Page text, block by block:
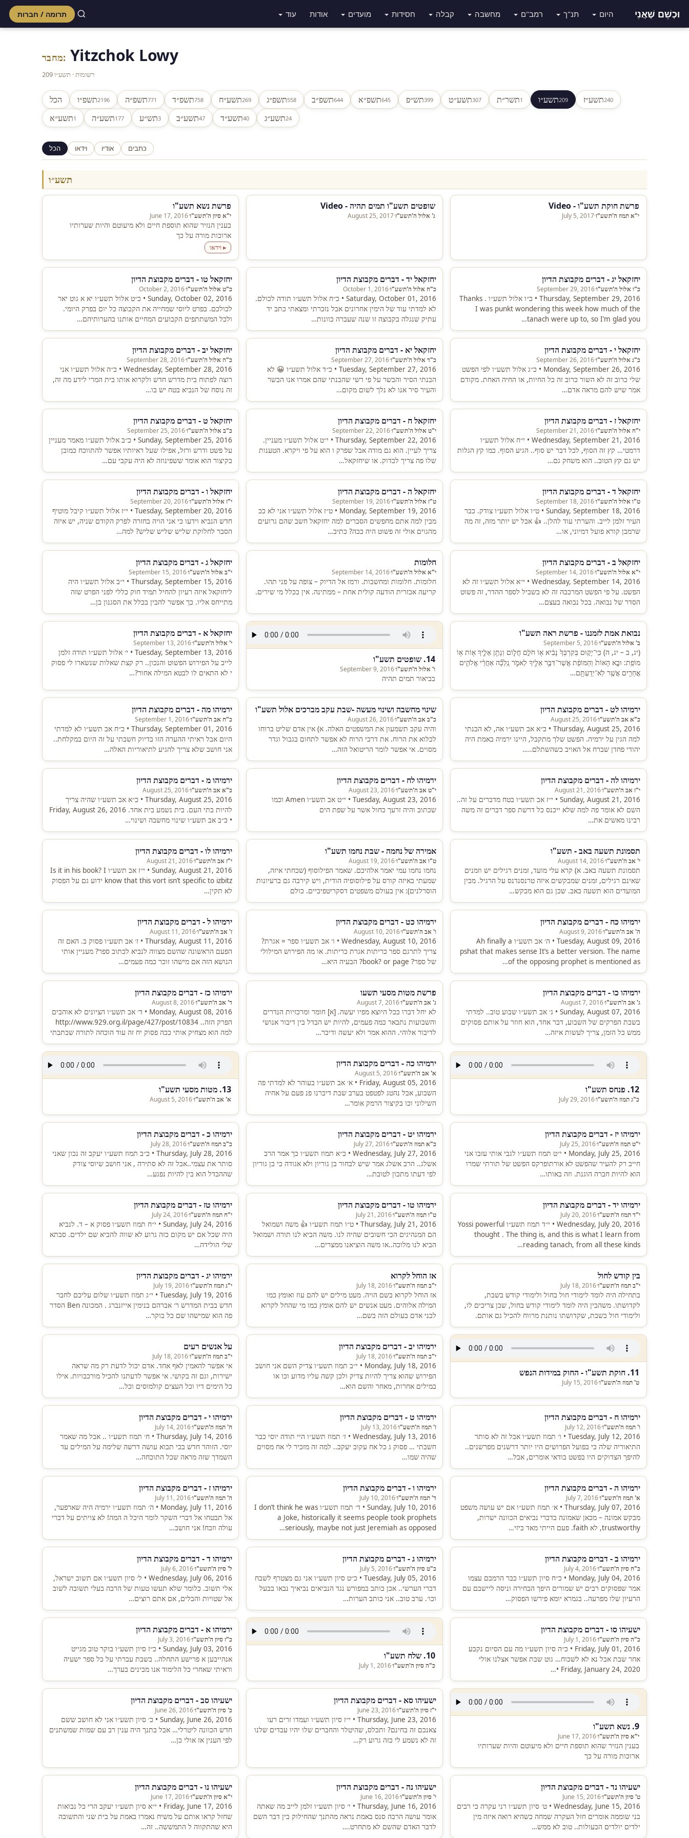
וּכְשֵׁם שֶׁאֲנִי היום תנ"ך רמב"ם מחשבה קבלה חסידות מועדים אודות עוד תרומה / חברות
מחבר: Yitzchok Lowy
209 רשומות · תשע״ו
הכל תשפ״ו2196 תשפ״ה771 תשפ״ד758 תשע״ח269 תשפ״ג558 תשפ״ב644 תשפ״א645 תש״פ399 תשע״ט307 תשר״ת1 תשע״ו209 תשע״ז240
תשע״א1 תשע״ה177 תש״ע3 תשע״ב47 תשע״ד40 תשע״ג24
הכל וידאו אודיו כתבים
תשע״ו
פרשת נשא תשע"ו
י"א סיון ה'תשע"ו·
June 17, 2016
בענין הנזיר שהוא תוספת חיים ולא מיעוטם והיות שערותיו
ארוכות מורה על כך
▸ וידאו
שופטים תשע"ו תמים תהיה - Video
ג' אלול ה'תשע"ז·
August 25, 2017
פרשת חוקת תשע"ו - Video
י"א תמוז ה'תשע"ז·
July 5, 2017
יחזקאל טו - דברים מקבוצת הדיון
כ"ט אלול ה'תשע"ו·
October 2, 2016
Sunday, October 02, 2016 • כ״ט אלול תשע״ו יא א גוט יאר
לכולכם. בפרט ליוסי שמחייה את הקבוצה כל יום בפרק היומי.
ולכל המשתתפים הקבועים המחיים אותנו בהערותיהם…
יחזקאל יד - דברים מקבוצת הדיון
כ"ח אלול ה'תשע"ו·
October 1, 2016
Saturday, October 01, 2016 • כ״ח אלול תשע״ו תודה לכולם.
לא למדתי עוד של הימין אחרונים אבל נזכרתי ומצאתי כתב יד
עתיק שנגלה בקבוצה זו שנה שעברה כוונות…
יחזקאל יג - דברים מקבוצת הדיון
כ"ו אלול ה'תשע"ו·
September 29, 2016
Thursday, September 29, 2016 • כ״ו אלול תשע״ו Thanks .
I was punkt wondering this week how much of the
tanach were up to, so I’m glad you…
יחזקאל יב - דברים מקבוצת הדיון
כ"ה אלול ה'תשע"ו·
September 28, 2016
Wednesday, September 28, 2016 • כ״ה אלול תשע״ו אני
רוצה לפתוח בית מדרש חדש ולקרוא אותו בית המרי לידע מה זה,
זה נוסח של הנביא בטח יש בו…
יחזקאל יא - דברים מקבוצת הדיון
כ"ד אלול ה'תשע"ו·
September 27, 2016
Tuesday, September 27, 2016 • כ״ד אלול תשע״ו 😀 לא
הבנתי הסיר והבשר על פי רשי שהבנתי שהם אמרו אנו הבשר
והעיר סיר אנו לא נלך לשום מקום…
יחזקאל י - דברים מקבוצת הדיון
כ"ג אלול ה'תשע"ו·
September 26, 2016
Monday, September 26, 2016 • כ״ג אלול תשע״ו לפי הפשט
שלי כרוב זה לא השור כרוב זה כל החיות, או החיה האחת. מקודם
אמר שיש להם מראה אדם…
יחזקאל ט - דברים מקבוצת הדיון
כ"ב אלול ה'תשע"ו·
September 25, 2016
Sunday, September 25, 2016 • כ״ב אלול תשע״ו מאמר מעניין
על פשט ודרש ורזל, אפילו שעל ראיותיו אפשר להתווכח כמובן
בקיצור הוא אומר ששפינוזה לא היה עקבי עם…
יחזקאל ח - דברים מקבוצת הדיון
י"ט אלול ה'תשע"ו·
September 22, 2016
Thursday, September 22, 2016 • י״ט אלול תשע״ו מעניין.
צריך לעיין. הוא גם מודה אבל שפרק ו הוא על פי ויקרא. הטענות
שלו פה צריך לבדוק. או שיחזקאל…
יחזקאל ז - דברים מקבוצת הדיון
י"ח אלול ה'תשע"ו·
September 21, 2016
Wednesday, September 21, 2016 • י״ח אלול תשע״ו
דרמטי… קץ זה הסוף, לכל דבר יש סוף.. הגיע הסוף. כמו קץ הגלות
יש גם קץ הטוב.. הוא משחק גם…
יחזקאל ו - דברים מקבוצת הדיון
י"ז אלול ה'תשע"ו·
September 20, 2016
Tuesday, September 20, 2016 • י״ז אלול תשע״ו קיבל מוטיף
חדש הנביא וידעו כי אני הויה בחזרה לפרק הקודם שניה, יש איזה
הסבר לחלוקת שליש שליש שליש? למה…
יחזקאל ה - דברים מקבוצת הדיון
ט"ז אלול ה'תשע"ו·
September 19, 2016
Monday, September 19, 2016 • ט״ז אלול תשע״ו אני לא ככ
מבין למה אתם מחפשים הסברים למה יחזקאל חשב שהם גרועים
מהגוים אולי זה פשוט היה ככה? כתיב…
יחזקאל ד - דברים מקבוצת הדיון
ט"ו אלול ה'תשע"ו·
September 18, 2016
Sunday, September 18, 2016 • ט״ו אלול תשע״ו צודק. כבר
העיר זלמן לייב. והערתי עוד להלן.. 👍 אבל יש יותר מזה, זה מה
שרמבן קורא פועל דמיוני, או…
יחזקאל ג - דברים מקבוצת הדיון
י"ב אלול ה'תשע"ו·
September 15, 2016
Thursday, September 15, 2016 • י״ב אלול תשע״ו היה
ליחזקאל איזה רעיון להחיל תמיד חוק כללי לפני הפרט שזה
מתייחס אליו. כך אפשר להבין בכלל את הסגנון בן…
חלומות
י"א אלול ה'תשע"ו·
September 14, 2016
חלומות. חלומות ומחשבות. ורמז אל הדיוק – צופה על פני תהו.
קריעה אכזרית הודעה קולית אחת – ממתינה. אין בכלל מי שירים.
יחזקאל ב - דברים מקבוצת הדיון
י"א אלול ה'תשע"ו·
September 14, 2016
Wednesday, September 14, 2016 • י״א אלול תשע״ו זה לא
הפשט. על פי הפשט המרכבה זה לא בשביל לספר ההדר, זה פשוט
הסדר של נבואה. בכל נבואה בעצם…
יחזקאל א - דברים מקבוצת הדיון
י' אלול ה'תשע"ו·
September 13, 2016
Tuesday, September 13, 2016 • י׳ אלול תשע״ו תודה זלמן
לייב על הפירוש הפשוט והנכון.. רק קצת שאלות שנשארו לי פסוק
י לא התאים לו לבטא המילה אחור?…
14. שופטים תשע"ו
ו' אלול ה'תשע"ו·
September 9, 2016
בביאור תמים תהיה
נבואת אמת לזמננו - פרשת ראה תשע"ו
ב' אלול ה'תשע"ו·
September 5, 2016
(יג, ב – יג, ה) כִּֽי־יָק֤וּם בְּקִרְבְּךָ֙ נָבִ֔יא א֖וֹ חֹלֵ֣ם חֲל֑וֹם וְנָתַ֥ן אֵלֶ֛יךָ א֖וֹת א֥וֹ
מוֹפֵֽת: וּבָ֤א הָאוֹת֙ וְהַמּוֹפֵ֔ת אֲשֶׁר־דִּבֶּ֥ר אֵלֶ֖יךָ לֵאמֹ֑ר נֵֽלְכָ֞ה אַחֲרֵ֨י אֱלֹהִ֧ים
אֲחֵרִ֛ים אֲשֶׁ֥ר לֹֽא־יְדַעְתָּ֖ם…
ירמיהו מה - דברים מקבוצת הדיון
כ"ח אב ה'תשע"ו·
September 1, 2016
Thursday, September 01, 2016 • כ״ח אב תשע״ו לא למדתי
היום אבל ראיתי ההערה הזו בדיוק חשבתי על זה היום במקלחת..
אני חושב שלא צריך להגיע לתיאוריות האלה…
שינוי מחשבה ושינוי מעשה -שבת עקב מברכים אלול תשע"ו
כ"ב אב ה'תשע"ו·
August 26, 2016
והיה עקב תשמעון את המשפטים האלה. א) אין אדם שליט ברוחו
לכלוא את הרוח. את דרכי הרוח לא אפשר לתחום בגבול וגדר
מסוים. אי אפשר לומר הריטואל הזה…
ירמיהו לט - דברים מקבוצת הדיון
כ"א אב ה'תשע"ו·
August 25, 2016
Thursday, August 25, 2016 • כ״א אב תשע״ו אה, לא הבנתי
למה הגין על ירמיה. הפשט שלך מתקבל, היינו ירמיה באמת היה
יהודי פחדן שברח אל האויב כשהשתלם..…
ירמיהו מ - דברים מקבוצת הדיון
כ"א אב ה'תשע"ו·
August 25, 2016
Thursday, August 25, 2016 • כ״א אב תשע״ו שהיה צריך
להיות בתי העם. בית נשמע בית אחד. Friday, August 26, 2016
• כ״ב אב תשע״ו שינוי מחשבה ושינוי…
ירמיהו לח - דברים מקבוצת הדיון
י"ט אב ה'תשע"ו·
August 23, 2016
Tuesday, August 23, 2016 • י״ט אב תשע״ו Amen וכמו
שכתוב והיה זרעך כחול אשר על שפת הים
ירמיהו לה - דברים מקבוצת הדיון
י"ז אב ה'תשע"ו·
August 21, 2016
Sunday, August 21, 2016 • י״ז אב תשע״ו בטח מדברים על זה..
השם לא אומר פה למה שלא ייכנס כל דרשת ספר דברים זה משה
רבינו מאשים את…
ירמיהו לו - דברים מקבוצת הדיון
י"ז אב ה'תשע"ו·
August 21, 2016
Sunday, August 21, 2016 • י״ז אב תשע״ו Is it in his book? I
know that this vort isn’t specific to izbitz ידוע גם על הפסוק
לא תקין…
אמירה של נחמה - שבת נחמו תשע"ו
ט"ו אב ה'תשע"ו·
August 19, 2016
נחמו נחמו עמי יאמר אלהיכם. שאמר הפילוסוף (שכחתי איזה,
שמעתי באיזה קורס על פילוסופיה הודית, ויש קירבה גם ברעיונות
הוסרלנים): אין בעולם משפטים דסקריטפיביים. כולם
פרספריקטיביים. היינו, גם…
תסמונת תשעה באב - תשע"ו
י' אב ה'תשע"ו·
August 14, 2016
תסמונת תשעה באב. א) קרא עלי מועד, זמנים רגילים יש וזמנים
שאינם רגילים, זמנים שמבקשים איזה טרנסנדנס על הרגיל. מבין
המועדים הוא תשעה באב. שכן גם הוא מבקש…
ירמיהו ל - דברים מקבוצת הדיון
ז' אב ה'תשע"ו·
August 11, 2016
Thursday, August 11, 2016 • ז׳ אב תשע״ו פסוק ב. האם זה
הפעם הראשונה שהשם מצווה לנביא לכתוב ספר? מעניין אותי
הנושא הזה אם מישהו זוכר כמה פעמים…
ירמיהו כט - דברים מקבוצת הדיון
ו' אב ה'תשע"ו·
August 10, 2016
Wednesday, August 10, 2016 • ו׳ אב תשע״ו ספר = אגרת?
צריך לתרגם ספר כריתות אגרת כריתות. או מה הפירוש המילולי
של ספר? book? or page? הבעיה היא…
ירמיהו כח - דברים מקבוצת הדיון
ה' אב ה'תשע"ו·
August 9, 2016
Tuesday, August 09, 2016 • ה׳ אב תשע״ו Ah finally a
pshat that makes sense It’s a better version. The name
of the opposing prophet is mentioned as…
ירמיהו כז - דברים מקבוצת הדיון
ד' אב ה'תשע"ו·
August 8, 2016
Monday, August 08, 2016 • ד׳ אב תשע״ו הציונים לא אוהבים
הפרק הזה.. http://www.929.org.il/page/427/post/10834
למה הוא מצחיק אותי ככה פסוק יח זה עוד הוכחה לתורה שכתבתי
פה שאחד…
פרשת מטות מסעי תשעו
ג' אב ה'תשע"ו·
August 7, 2016
לא יחל דברו ככל היוצא מפיו יעשה. [א] חומר ומרכזיות הנדרים
והשבועות נתבאר כמה פעמים, להיות יש הבדל בין דיבור אנושי
לדיבור אלוהי. ההוא אמר ולא יעשה ודיבר…
ירמיהו כו - דברים מקבוצת הדיון
ג' אב ה'תשע"ו·
August 7, 2016
Sunday, August 07, 2016 • ג׳ אב תשע״ו שבוע טוב.. למדתי
בשבת הפרקים של השבוע, דבר אחד, הוא חוזר על אותם פסוקים
ממש כל הזמן, צריך לעשות איזה…
13. מטות מסעי תשע"ו
א' אב ה'תשע"ו·
August 5, 2016
ירמיהו כה - דברים מקבוצת הדיון
א' אב ה'תשע"ו·
August 5, 2016
Friday, August 05, 2016 • א׳ אב תשע״ו בעוהר לא למדתי פה
השבוע, אבל נהטג לפטפט בערב שבת דיברנו פנ פעם על אחיה
השילוני וכו בקיצור הרמק אומר…
12. פנחס תשע"ו
כ"ג תמוז ה'תשע"ו·
July 29, 2016
ירמיהו כ - דברים מקבוצת הדיון
כ"ב תמוז ה'תשע"ו·
July 28, 2016
Thursday, July 28, 2016 • כ״ב תמוז תשע״ו יעקב זה נכון שאני
סותר את עצמי..אבל זה לא סתירה , אני חושב שיוסי צודק
שההבדל הוא בין להיות נפגע…
ירמיהו יט - דברים מקבוצת הדיון
כ"א תמוז ה'תשע"ו·
July 27, 2016
Wednesday, July 27, 2016 • כ״א תמוז תשע״ו כך אמר הרב
אשלג.. הרב אשלג אמר שיש לבחור בן גוריון ולא אגודה כי בן גוריון
לפי דעתו מתכון לטובת…
ירמיהו יז - דברים מקבוצת הדיון
י"ט תמוז ה'תשע"ו·
July 25, 2016
Monday, July 25, 2016 • י״ט תמוז תשע״ו לגבי אותי עזבו אני
חייב רק להעיר שהפשט לא אורתופרקס הפשט של תורתי שמרו
הוא להיות חברה הוגנת. וזה באותו…
ירמיהו טז - דברים מקבוצת הדיון
י"ח תמוז ה'תשע"ו·
July 24, 2016
Sunday, July 24, 2016 • י״ח תמוז תשע״ו פסוק א – ד. לנביא
היה שכל אם יש מקום כזה גרוע לא שווה להביא שם ילדים. סבתא
שלי הולידה…
ירמיהו טו - דברים מקבוצת הדיון
ט"ו תמוז ה'תשע"ו·
July 21, 2016
Thursday, July 21, 2016 • ט״ו תמוז תשע״ו 👍 משה ושמואל
הם המנהיגים הכי חשובים שהיה לנו. משה הביא לנו תורה ושמואל
הביא לנו מלוכה..או משה הוציאנו ממצרים…
ירמיהו יד - דברים מקבוצת הדיון
י"ד תמוז ה'תשע"ו·
July 20, 2016
Wednesday, July 20, 2016 • י״ד תמוז תשע״ו Yossi powerful
thought . The thing is, and this is what I learn from
reading tanach, from all these kinds…
ירמיהו יג - דברים מקבוצת הדיון
י"ג תמוז ה'תשע"ו·
July 19, 2016
Tuesday, July 19, 2016 • י״ג תמוז תשע״ו שלום עליכם לחבר
חדש בבית המדרש ר׳ אברהם בנימין אייזנברג . המכונה Ben הסדר
פה הוא שמישהו שם כל בוקר…
אז הוחל לקרוא
י"ב תמוז ה'תשע"ו·
July 18, 2016
אז הוחל לקרוא בשם הויה. מעט מילים יש להם עוז ואומץ כמו
המילה אלוהים. מעט אנשים יש להם אומץ כמו מי שהחל לקרוא
לבני אדם בעולם הזה בשם…
בין קודש לחול
י"ב תמוז ה'תשע"ו·
July 18, 2016
בתחילה היה לומד לימודי חול בחול ולימודי קודש בשבת,
לקדושתו. משהבין היה לומד לימודי קודש בחול, שכן צריכים לו,
ולימודי חול בשבת, שקדושתו נותנת מרווח להכיל גם אותם.
על אנשים רעים
י"ב תמוז ה'תשע"ו·
July 18, 2016
אי אפשר להאמין לאף אחד. אדם יכול לדעת רק מה שראה
ישירות, וגם זה בקושי. אי אפשר לדעתנו להכיל מורכבויות. אילו
כל הימים דיו וכל העצים קולמוסים וכל…
ירמיהו יב - דברים מקבוצת הדיון
י"ב תמוז ה'תשע"ו·
July 18, 2016
Monday, July 18, 2016 • י״ב תמוז תשע״ו צדיק השם אני חושב
הפירוש שהוא צריך להיות צדיק ולכן קשה עליו מדוע וכו או
במילים אחרות, מאחר והשם הוא…
11. חוקת תשע"ו - החוק במידות הנפש
ט' תמוז ה'תשע"ו·
July 15, 2016
ירמיהו י - דברים מקבוצת הדיון
ח' תמוז ה'תשע"ו·
July 14, 2016
Thursday, July 14, 2016 • ח׳ תמוז תשע״ו .. אבל מה שאמר
יוסי. הזוהר חדש בכי תבוא עושה דרשה שלימה על המילים עד
השמדך שזה מראה שכל התוכחה…
ירמיהו ט - דברים מקבוצת הדיון
ז' תמוז ה'תשע"ו·
July 13, 2016
Wednesday, July 13, 2016 • ז׳ תמוז תשע״ו היי תודה יוסי כבר
חשבתי … פסוק ג כל אח עקוב יעקב.. למה זה מזכיר לי אח מסוים
שהיה שמו…
ירמיהו ח - דברים מקבוצת הדיון
ו' תמוז ה'תשע"ו·
July 12, 2016
Tuesday, July 12, 2016 • ו׳ תמוז תשע״ו אבל זה לא סותר
התיאוריה שלה כי בפועל הפרושים היו יותר דרשנים מפרשנים..
להיפך הצדוקים היו בפשט בודאי אומרים, אבל…
ירמיהו ז - דברים מקבוצת הדיון
ה' תמוז ה'תשע"ו·
July 11, 2016
Monday, July 11, 2016 • ה׳ תמוז תשע״ו ירמיה היה שארפער,
אל תבטחו אל דברי השקר לומר היכל ה המה! לא צויתים על דברי
עולה וזבח! אני חושב…
ירמיהו ו - דברים מקבוצת הדיון
ד' תמוז ה'תשע"ו·
July 10, 2016
Sunday, July 10, 2016 • ד׳ תמוז תשע״ו I don’t think he was
a Joke, historically it seems people took prophets
seriously, maybe not just Jeremiah as opposed…
ירמיהו ה - דברים מקבוצת הדיון
א' תמוז ה'תשע"ו·
July 7, 2016
Thursday, July 07, 2016 • א׳ תמוז תשע״ו אם יש עושה משפט
מבקש אמונה – מכאן שאמונה בדברי נביאים הכוונה ישרות,
trustworthy, לא faith. פעם הייתי מאד ביזי…
ירמיהו ד - דברים מקבוצת הדיון
ל' סיון ה'תשע"ו·
July 6, 2016
Wednesday, July 06, 2016 • ל׳ סיון תשע״ו אם תשוב ישראל,
אלי תשוב. כלומר שלא תעשו טעות של הרבה בעלי תשובה לשוב
אל שטויות והבלים, אם אתם רוצים…
ירמיהו ג - דברים מקבוצת הדיון
כ"ט סיון ה'תשע"ו·
July 5, 2016
Tuesday, July 05, 2016 • כ״ט סיון תשע״ו אני גם מצטרף לשבח
דברי הערשי.. אכן כותב במפורש נגד הנביאים נביאיך נבאו בבעל
וכו׳. ערב טוב.. אני כותב הערות…
ירמיהו ב - דברים מקבוצת הדיון
כ"ח סיון ה'תשע"ו·
July 4, 2016
Monday, July 04, 2016 • כ״ח סיון תשע״ו כבר הרמבם עצמו
אמר שפסוקים רבים יש שמורים היפך הבחירה וניסה ליישבם עם
הרעיון שלו מפרעה.. בגמרא יומא פירשו הפסוק…
ירמיהו א - דברים מקבוצת הדיון
כ"ז סיון ה'תשע"ו·
July 3, 2016
Sunday, July 03, 2016 • כ״ז סיון תשע״ו בוקר טוב מגייט
אנהייבען א פרישע התחלה.. בשבת עברתי על כל ספר ישעיה
וראיתי שאחרי כל הלימוד אנו מבינים בערך…
10. שלח תשע"ו
כ"ה סיון ה'תשע"ו·
July 1, 2016
ישעיהו סו - דברים מקבוצת הדיון
כ"ה סיון ה'תשע"ו·
July 1, 2016
Friday, July 01, 2016 • כ״ה סיון תשע״ו מה עם הסיום נקבע
אחר שבת אבל נא לא לשכוח… גוט שבת אפשר אצלנו אולי
Friday, January 24, 2020 •…
ישעיהו סב - דברים מקבוצת הדיון
כ' סיון ה'תשע"ו·
June 26, 2016
Sunday, June 26, 2016 • כ׳ סיון תשע״ו אני לא חושב ששם
חדש הכוונה ליטרלי… אבל בתנך היה ענין רב עם שמות שמשתנים
לפי הענין אז אולי כן…
ישעיהו סא - דברים מקבוצת הדיון
י"ז סיון ה'תשע"ו·
June 23, 2016
Thursday, June 23, 2016 • י״ז סיון תשע״ו ועמדו זרים רעו
צאנכם זה בחינם? ותכלס, שהיטלר והחברים שלו יהיו עבדים שלנו
זה לא נשמע לי כזה גרוע רק…
9. נשא תשע"ו
י"א סיון ה'תשע"ו·
June 17, 2016
בענין הנזיר שהוא תוספת חיים ולא מיעוטם והיות שערותיו
ארוכות מורה על כך
ישעיהו נו - דברים מקבוצת הדיון
י"א סיון ה'תשע"ו·
June 17, 2016
Friday, June 17, 2016 • י״א סיון תשע״ו יעקב הרי כל נבואות
שחזל קראו אותם על משיח נאמרו באמת על בית שני והתשובה
היא שהתקווה ל התמששה.. זה…
ישעיהו נה - דברים מקבוצת הדיון
י' סיון ה'תשע"ו·
June 16, 2016
Thursday, June 16, 2016 • י׳ סיון תשע״ו זלמן לייב מה שאתה
אומר עושה הרבה סנס באמת נראה מהתנך שהחילוק בין דבר השם
לדבר האדם שהשם לא מתחרט.…
ישעיהו נד - דברים מקבוצת הדיון
ט' סיון ה'תשע"ו·
June 15, 2016
Wednesday, June 15, 2016 • ט׳ סיון תשע״ו רני עקרה כי רבים
בני שוממה אומרים חזל העקרה שמחה כשהיא רואה איזה מין
ילדים יולדים הבעולות.. טוב לא ממש…